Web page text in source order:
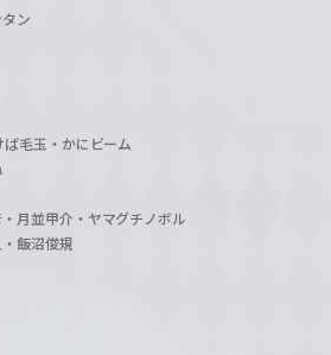
ン
毛玉・かにビーム
月並甲介・ヤマグチノボル
飯沼俊規